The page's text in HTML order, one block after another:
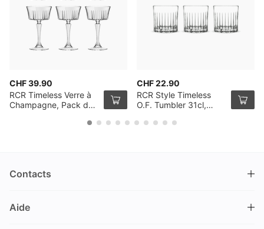
CHF 39.90
RCR Timeless Verre à
Champagne, Pack de
CHF 22.90
RCR Style Timeless
O.F. Tumbler 31cl,
Contacts
Nüschelerstrasse 35
Aide